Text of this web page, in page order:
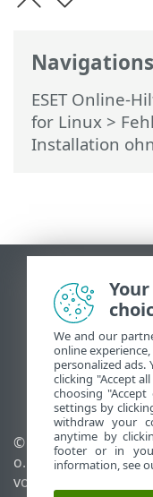
ESET Online-
for Linux >
Installation
Desktop-Site
End of Life
ESET
ESET-Forum
ESET Status
Regionaler
© 1992 - 2026 ESET,
o. - Alle Rechte
vorbehalten.
We and our
online
personalized ads.
clicking "Accept
choosing
settings by
withdraw your
anytime by
footer or in
information, see